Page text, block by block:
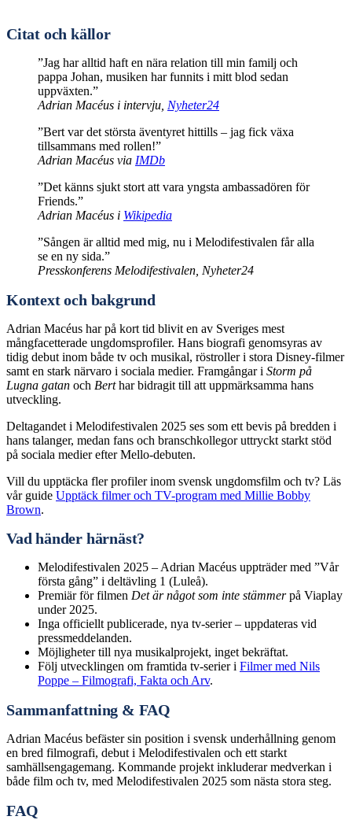
Citat och källor
”Jag har alltid haft en nära relation till min familj och
pappa Johan, musiken har funnits i mitt blod sedan
uppväxten.”
Adrian Macéus i intervju, Nyheter24
”Bert var det största äventyret hittills – jag fick växa
tillsammans med rollen!”
Adrian Macéus via IMDb
”Det känns sjukt stort att vara yngsta ambassadören för
Friends.”
Adrian Macéus i Wikipedia
”Sången är alltid med mig, nu i Melodifestivalen får alla
se en ny sida.”
Presskonferens Melodifestivalen, Nyheter24
Kontext och bakgrund
Adrian Macéus har på kort tid blivit en av Sveriges mest
mångfacetterade ungdomsprofiler. Hans biografi genomsyras av
tidig debut inom både tv och musikal, röstroller i stora Disney-filmer
samt en stark närvaro i sociala medier. Framgångar i Storm på
Lugna gatan och Berthar bidragit till att uppmärksamma hans
utveckling.
Deltagandet i Melodifestivalen 2025 ses som ett bevis på bredden i
hans talanger, medan fans och branschkollegor uttryckt starkt stöd
på sociala medier efter Mello-debuten.
Vill du upptäcka fler profiler inom svensk ungdomsfilm och tv? Läs
vår guide Upptäck filmer och TV-program med Millie Bobby
Brown.
Vad händer härnäst?
Melodifestivalen 2025 – Adrian Macéus uppträder med ”Vår
första gång” i deltävling 1 (Luleå).
Premiär för filmen Det är något som inte stämmerpå Viaplay
under 2025.
Inga officiellt publicerade, nya tv-serier – uppdateras vid
pressmeddelanden.
Möjligheter till nya musikalprojekt, inget bekräftat.
Följ utvecklingen om framtida tv-serier i Filmer med Nils
Poppe – Filmografi, Fakta och Arv.
Sammanfattning & FAQ
Adrian Macéus befäster sin position i svensk underhållning genom
en bred filmografi, debut i Melodifestivalen och ett starkt
samhällsengagemang. Kommande projekt inkluderar medverkan i
både film och tv, med Melodifestivalen 2025 som nästa stora steg.
FAQ